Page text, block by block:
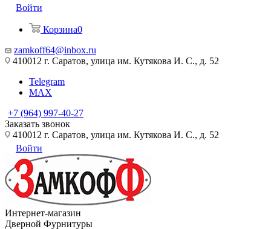
Войти
Корзина0
zamkoff64@inbox.ru
410012 г. Саратов, улица им. Кутякова И. С., д. 52
Telegram
MAX
+7 (964) 997-40-27
Заказать звонок
410012 г. Саратов, улица им. Кутякова И. С., д. 52
Войти
Интернет-магазин
Дверной Фурнитуры